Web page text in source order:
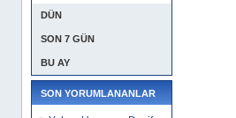
DÜN
SON 7 GÜN
BU AY
SON YORUMLANANLAR